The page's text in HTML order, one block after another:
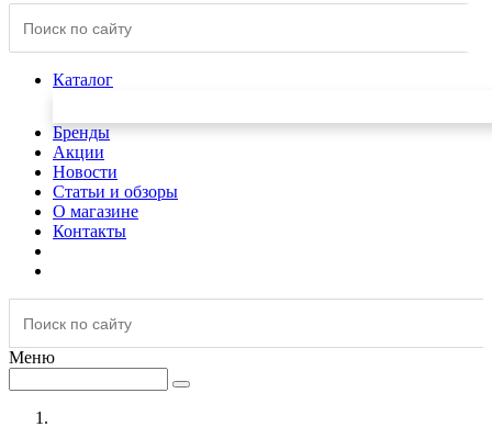
Каталог
Бренды
Акции
Новости
Статьи и обзоры
О магазине
Контакты
Меню